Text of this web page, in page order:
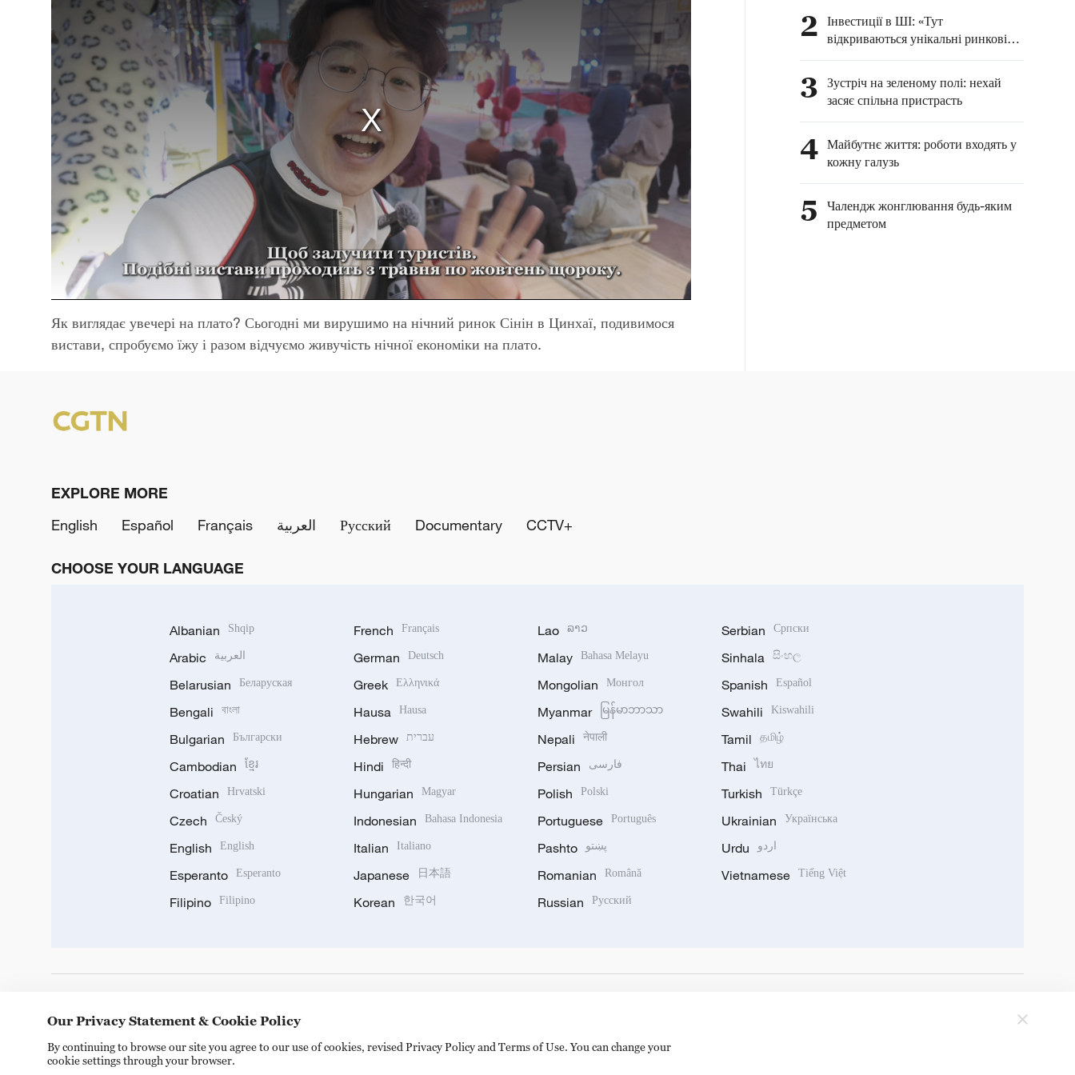
Як виглядає увечері на плато? Сьогодні ми вирушимо на нічний ринок Сінін в Цинхаї, подивимося
вистави, спробуємо їжу і разом відчуємо живучість нічної економіки на плато.
2 Інвестиції в ШІ: «Тут
відкриваються унікальні ринкові
можливості»
3 Зустріч на зеленому полі: нехай
засяє спільна пристрасть
4 Майбутнє життя: роботи входять у
кожну галузь
5
Чалендж жонглювання будь-яким
предметом
EXPLORE MORE
English
Español Français العربية Русский Documentary CCTV+
CHOOSE YOUR LANGUAGE
Albanian Shqip
Arabic العربية
Belarusian Беларуская
Bengali বাংলা
Bulgarian Български
Cambodian ខ្មែរ
Croatian Hrvatski
Czech Český
English English
Esperanto Esperanto
Filipino Filipino
French Français
German Deutsch
Greek Ελληνικά
Hausa Hausa
Hebrew עברית
Hindi हिन्दी
Hungarian Magyar
Indonesian Bahasa Indonesia
Italian Italiano
Japanese 日本語
Korean 한국어
Lao ລາວ
Malay Bahasa Melayu
Mongolian Монгол
Myanmar မြန်မာဘာသာ
Nepali नेपाली
Persian فارسی
Polish Polski
Portuguese Português
Pashto پښتو
Romanian Română
Russian Русский
Serbian Српски
Sinhala සිංහල
Spanish Español
Swahili Kiswahili
Tamil தமிழ்
Thai ไทย
Turkish Türkçe
Ukrainian Українська
Urdu اردو
Vietnamese Tiếng Việt
Our Privacy Statement & Cookie Policy
By continuing to browse our site you agree to our use of cookies, revised Privacy Policy and Terms of Use. You can change your
cookie settings through your browser.